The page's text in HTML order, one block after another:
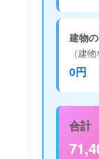
建物
（建物
0円
合計